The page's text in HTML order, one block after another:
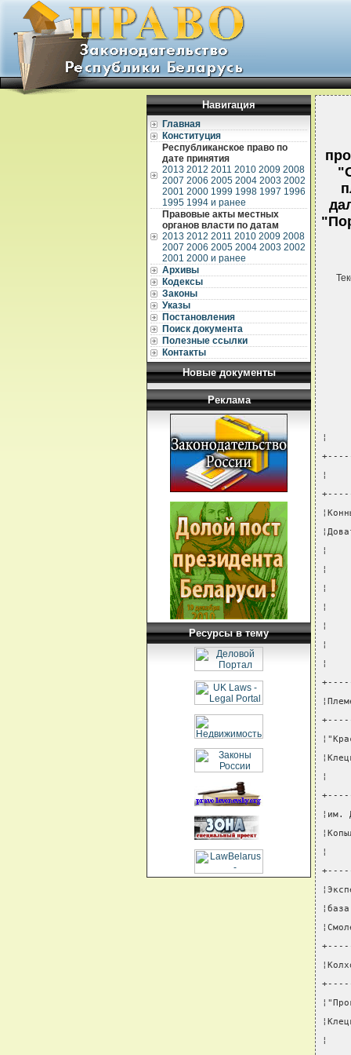
Навигация
Главная
Конституция
Республиканское право по
дате принятия
2013 2012 2011 2010 2009 2008
2007 2006 2005 2004 2003 2002
2001 2000 1999 1998 1997 1996
1995 1994 и ранее
Правовые акты местных
органов власти по датам
2013 2012 2011 2010 2009 2008
2007 2006 2005 2004 2003 2002
2001 2000 и ранее
Архивы
Кодексы
Законы
Указы
Постановления
Поиск документа
Полезные ссылки
Контакты
Новые документы
Реклама
Ресурсы в тему
¦
¦
¦
¦
¦
¦
¦
¦
¦
¦
¦им.
¦
¦